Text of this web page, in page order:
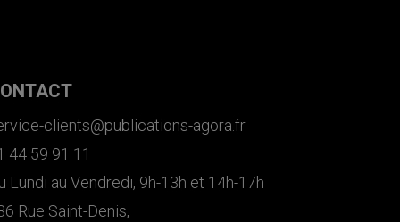
clients@publications-agora.fr
44 59 91 11
Lundi au Vendredi, 9h-13h et 14h-17h
Rue Saint-Denis,